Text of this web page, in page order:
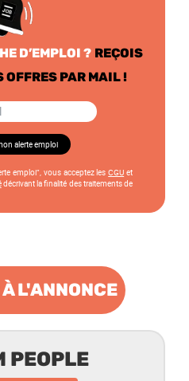
D’EMPLOI ? REÇOIS
OFFRES PAR MAIL !
emploi”, vous acceptez lesCGU et
décrivant la finalité des traitements de
L'ANNONCE
PEOPLE